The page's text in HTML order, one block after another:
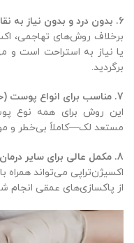
6. بدون درد و بدون نیاز به
برخلاف روش‌های تهاجمی،
یا نیاز به استراحت است و
برگردید.
7. مناسب برای انواع
این روش برای همه نوع
مستعد لک—کاملاً بی‌خطر و
8. مکمل عالی برای سایر
اکسیژن‌تراپی می‌تواند همراه
از پاکسازی‌های عمقی انجام